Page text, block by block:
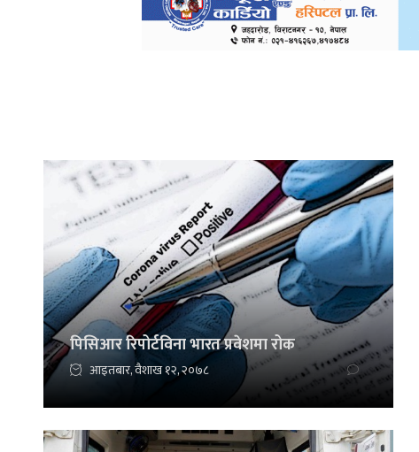
पिसिआर रिपोर्टविना भारत प्रवेशमा रोक
आइतबार, वैशाख १२, २०७८